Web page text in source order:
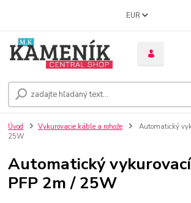
EUR
Úvod Vykurovacie káble a rohože
Automatický
25W
Automatický
PFP 2m / 25W